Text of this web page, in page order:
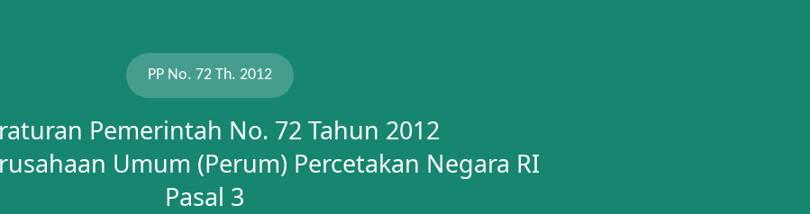
PP No. 72 Th. 2012
Pemerintah No. 72 Tahun 2012
Umum (Perum) Percetakan Negara RI
Pasal 3